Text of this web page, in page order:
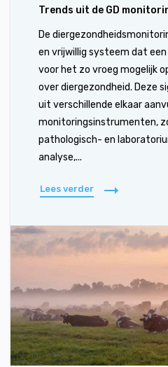
Trends uit de GD
De
en vrijwillig systeem dat
voor het zo vroeg mogelijk
over diergezondheid. Deze
uit verschillende elkaar
monitoringsinstrumenten,
pathologisch- en
analyse,...
Lees verder